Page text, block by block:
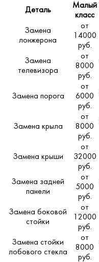
Деталь
Малый
класс
Замена
лонжерона
от
14000
руб.
Замена
телевизора
от
8000
руб.
Замена порога
от
6000
руб.
Замена крыла
от
8000
руб.
Замена крыши
от
32000
руб.
Замена задней
панели
от
5000
руб.
Замена боковой
стойки
от
12000
руб.
Замена стойки
лобового стекла
от
8000
руб.